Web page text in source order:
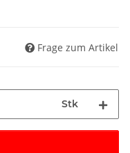
Frage zum Artikel
Stk